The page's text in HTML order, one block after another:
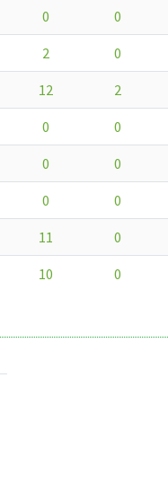
0 0
2 0
12 2
0 0
0 0
0 0
11 0
10 0